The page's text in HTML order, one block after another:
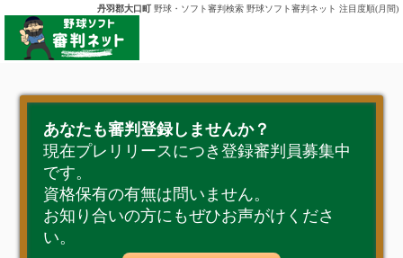
丹羽郡大口町 野球・ソフト審判検索 野球ソフト審判ネット 注目度順(月間)
あなたも審判登録しませんか？
現在プレリリースにつき登録審判員募集中
です。
資格保有の有無は問いません。
お知り合いの方にもぜひお声がけくださ
い。